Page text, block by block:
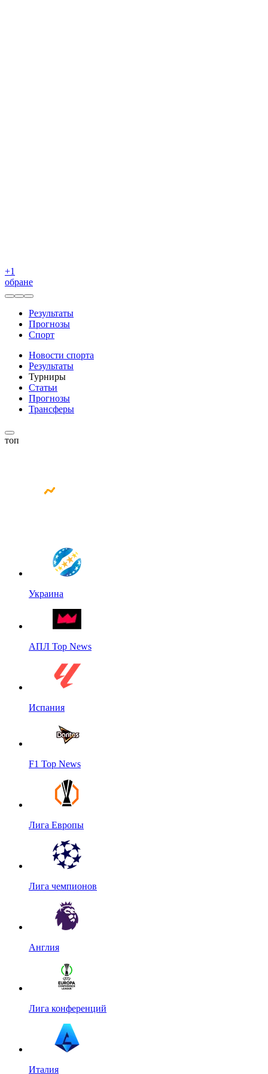
+1
обране
Результаты
Прогнозы
Спорт
Новости спорта
Результаты
Турниры
Статьи
Прогнозы
Трансферы
топ
Украина
АПЛ Top News
Испания
F1 Top News
Лига Европы
Лига чемпионов
Англия
Лига конференций
Италия